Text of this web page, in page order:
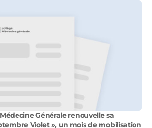
Générale renouvelle sa
Violet », un mois de mobilisation